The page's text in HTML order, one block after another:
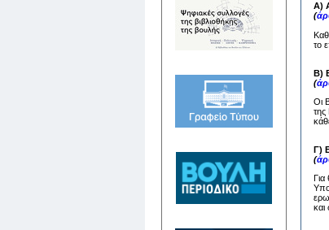
Α)
(
το
Β)
(
Οι
της
Γ)
(
και